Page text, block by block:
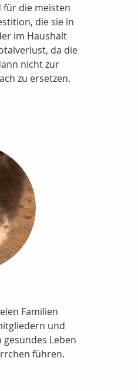
für die meisten
die sie in
im Haushalt
da die
nicht zur
zu ersetzen.
Familien
und
Leben
führen.